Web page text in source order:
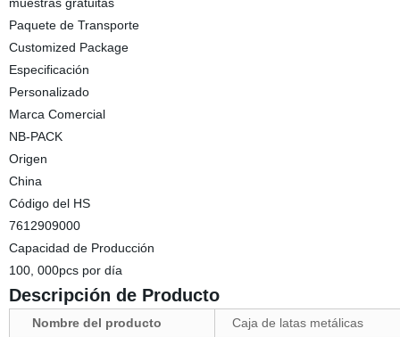
Paquete de Transporte
Customized Package
Especificación
Personalizado
Marca Comercial
NB-PACK
Origen
China
Código del HS
7612909000
Capacidad de Producción
100, 000pcs por día
Descripción de Producto
Nombre del producto
Caja de latas metálicas